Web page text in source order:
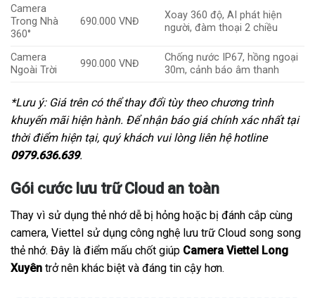
Camera
Trong Nhà
360°
690.000 VNĐ
Xoay 360 độ, AI phát hiện
người, đàm thoại 2 chiều
Camera
Ngoài Trời
990.000 VNĐ
Chống nước IP67, hồng ngoại
30m, cảnh báo âm thanh
*Lưu ý: Giá trên có thể thay đổi tùy theo chương trình
khuyến mãi hiện hành. Để nhận báo giá chính xác nhất tại
thời điểm hiện tại, quý khách vui lòng liên hệ hotline
0979.636.639.
Gói cước lưu trữ Cloud an toàn
Thay vì sử dụng thẻ nhớ dễ bị hỏng hoặc bị đánh cắp cùng
camera, Viettel sử dụng công nghệ lưu trữ Cloud song song
thẻ nhớ. Đây là điểm mấu chốt giúp Camera Viettel Long
Xuyên trở nên khác biệt và đáng tin cậy hơn.